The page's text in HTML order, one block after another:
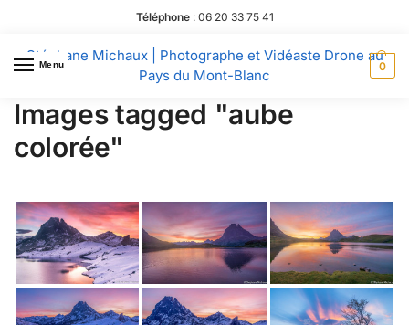
Téléphone: 06 20 33 75 41
Menu
Stéphane Michaux | Photographe et Vidéaste Drone au
Pays du Mont-Blanc
0
Images tagged "aube
colorée"